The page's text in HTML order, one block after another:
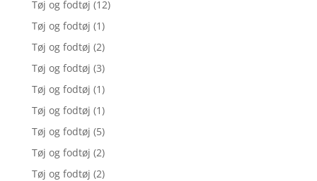
Tøj og fodtøj (12)
Tøj og fodtøj (1)
Tøj og fodtøj (2)
Tøj og fodtøj (3)
Tøj og fodtøj (1)
Tøj og fodtøj (1)
Tøj og fodtøj (5)
Tøj og fodtøj (2)
Tøj og fodtøj (2)